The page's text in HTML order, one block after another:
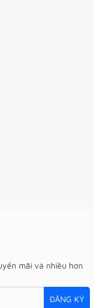
mãi và nhiều hơn
ĐĂNG KÝ